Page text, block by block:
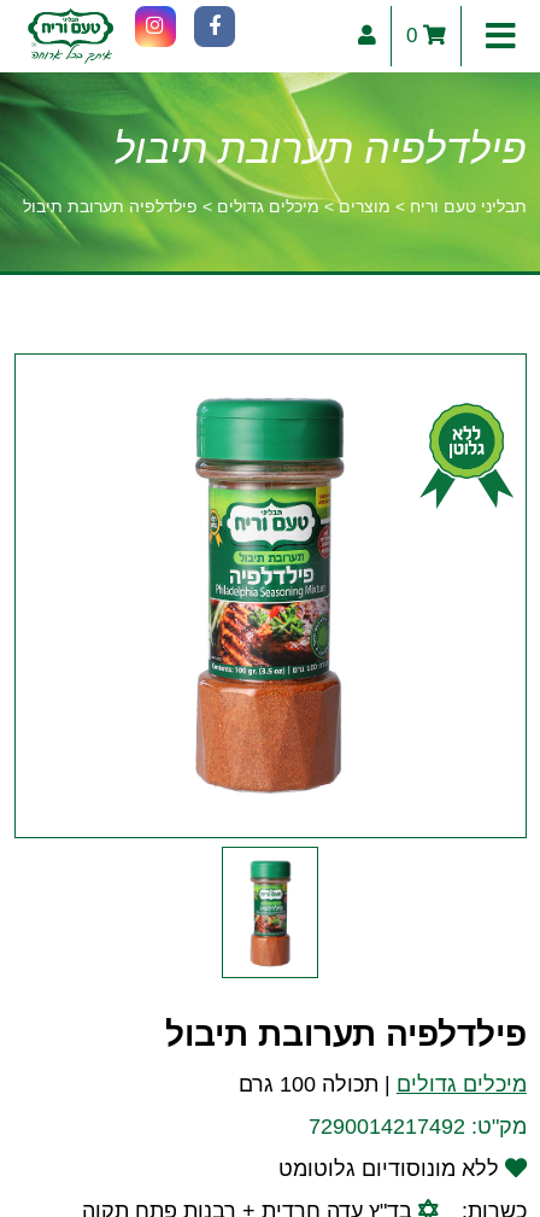
0
פילדלפיה תערובת תיבול
תבליני טעם וריח > מוצרים>מיכלים גדולים > פילדלפיה תערובת תיבול
פילדלפיה תערובת תיבול
מיכלים גדולים
תכולה 100 גרם
מק"ט: 7290014217492
ללא מונוסודיום גלוטומט
כשרות:
בד"ץ עדה חרדית + רבנות פתח תקוה